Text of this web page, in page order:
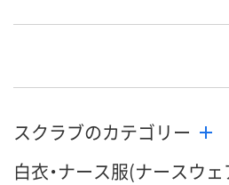
号
お届け日 8月24日（月）まで 8月
数量
カゴへ
数量
スクラブのカテゴリー
白衣・ナース服(ナースウ